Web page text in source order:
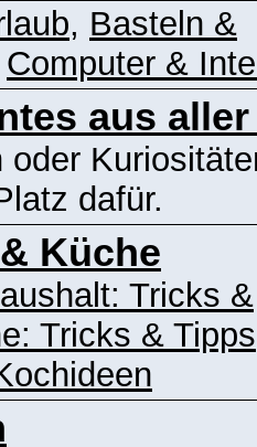
, Basteln &
Computer &
aus
oder
dafür.
Küche
Tricks &
Tricks & Tipps